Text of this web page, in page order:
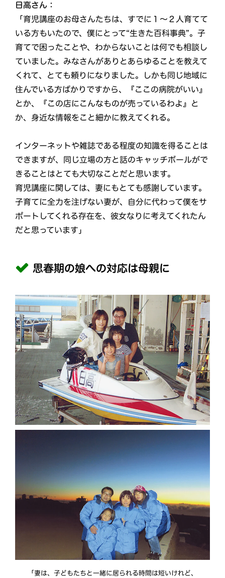
日高さん：
「育児講座のお母さんたちは、すでに１～２人育てて
いる方もいたので、僕にとって“生きた百科事典”。子
育てで困ったことや、わからないことは何でも相談し
ていました。みなさんがありとあらゆることを教えて
くれて、とても頼りになりました。しかも同じ地域に
住んでいる方ばかりですから、『ここの病院がいい』
とか、『この店にこんなものが売っているわよ』と
か、身近な情報をこと細かに教えてくれる。
インターネットや雑誌である程度の知識を得ることは
できますが、同じ立場の方と話のキャッチボールがで
きることはとても大切なことだと思います。
育児講座に関しては、妻にもとても感謝しています。
子育てに全力を注げない妻が、自分に代わって僕をサ
ポートしてくれる存在を、彼女なりに考えてくれたん
だと思っています」
思春期の娘への対応は母親に
「妻は、子どもたちと一緒に居られる時間は短いけれど、